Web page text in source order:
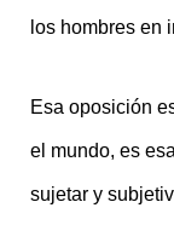
los hombres en
Esa oposición
el mundo, es
sujetar y